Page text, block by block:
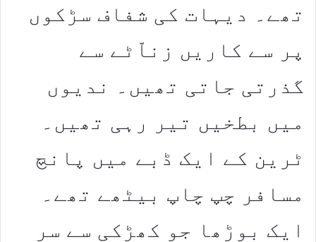
تھے۔ دیہات کی شفاف سڑکوں
پر سے کاریں زناّٹے سے
گذرتی جاتی تھیں۔ ندیوں
میں بطخیں تیر رہی تھیں۔
ٹرین کے ایک ڈبے میں پانچ
مسافر چپ چاپ بیٹھے تھے۔
ایک بوڑھا جو کھڑکی سے سر